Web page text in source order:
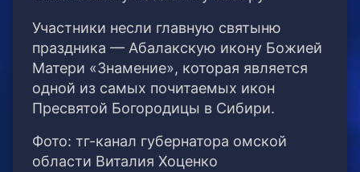
Участники несли главную святыню
праздника — Абалакскую икону Божией
Матери «Знамение», которая является
одной из самых почитаемых икон
Пресвятой Богородицы в Сибири.
Фото: тг-канал губернатора омской
области Виталия Хоценко